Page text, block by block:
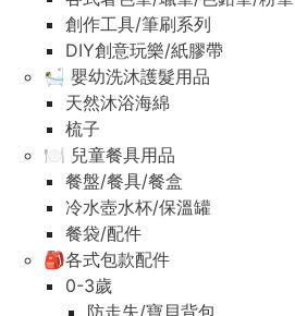
創作工具/筆刷系列
DIY創意玩樂/紙膠帶
🛀 嬰幼洗沐護髮用品
天然沐浴海綿
梳子
🍽️ 兒童餐具用品
餐盤/餐具/餐盒
冷水壺水杯/保溫罐
餐袋/配件
🎒各式包款配件
0-3歲
防走失/寶貝背包